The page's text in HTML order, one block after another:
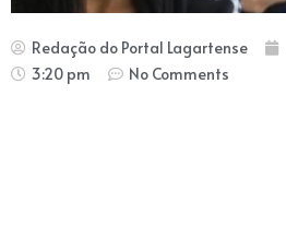
Redação do Portal Lagartense
3:20 pm
No Comments